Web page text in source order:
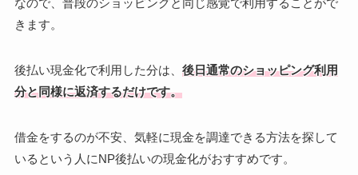
なので、普段のショッピングと同じ感覚で利用することがで
きます。
後払い現金化で利用した分は、 後日通常のショッピング利用
分と同様に返済するだけです。
借金をするのが不安、気軽に現金を調達できる方法を探して
いるという人にNP後払いの現金化がおすすめです。